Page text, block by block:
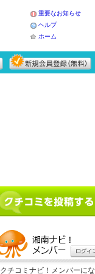
重要なお知らせ
ヘルプ
ホーム
クチコミナビ！メンバーにな